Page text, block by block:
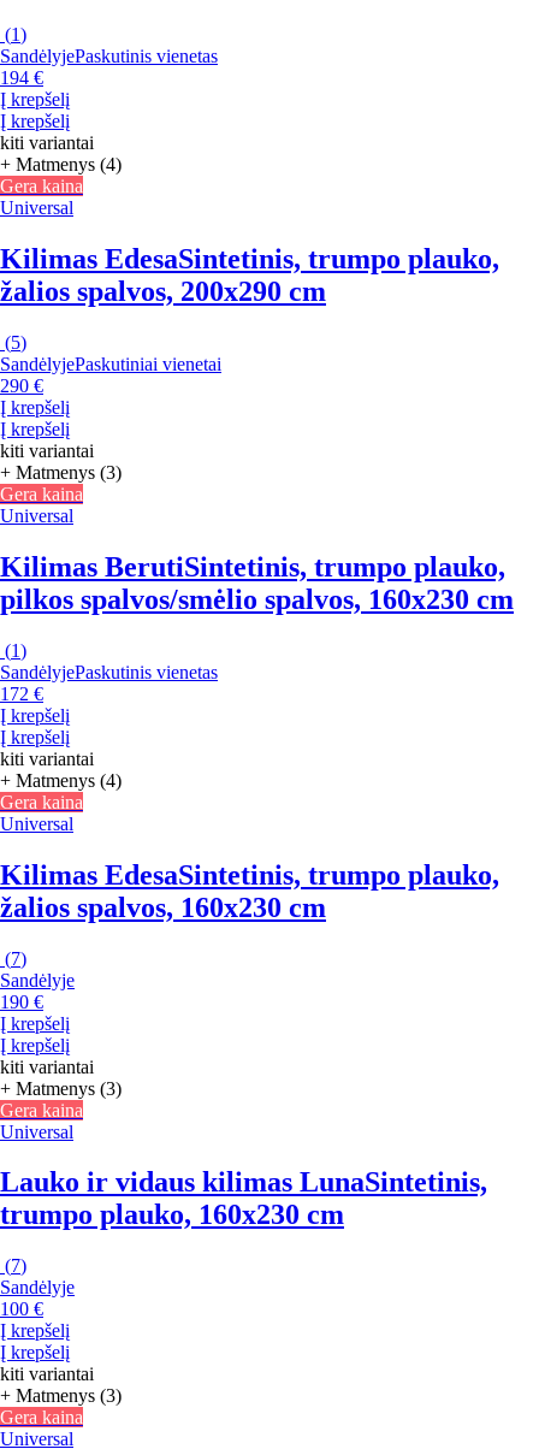
(1)
SandėlyjePaskutinis vienetas
194 €
Į krepšelį
Į krepšelį
kiti variantai
+ Matmenys (4)
Gera kaina
Universal
Kilimas EdesaSintetinis, trumpo plauko,
žalios spalvos, 200x290 cm
(5)
SandėlyjePaskutiniai vienetai
290 €
Į krepšelį
Į krepšelį
kiti variantai
+ Matmenys (3)
Gera kaina
Universal
Kilimas BerutiSintetinis, trumpo plauko,
pilkos spalvos/smėlio spalvos, 160x230 cm
(1)
SandėlyjePaskutinis vienetas
172 €
Į krepšelį
Į krepšelį
kiti variantai
+ Matmenys (4)
Gera kaina
Universal
Kilimas EdesaSintetinis, trumpo plauko,
žalios spalvos, 160x230 cm
(7)
Sandėlyje
190 €
Į krepšelį
Į krepšelį
kiti variantai
+ Matmenys (3)
Gera kaina
Universal
Lauko ir vidaus kilimas LunaSintetinis,
trumpo plauko, 160x230 cm
(7)
Sandėlyje
100 €
Į krepšelį
Į krepšelį
kiti variantai
+ Matmenys (3)
Gera kaina
Universal